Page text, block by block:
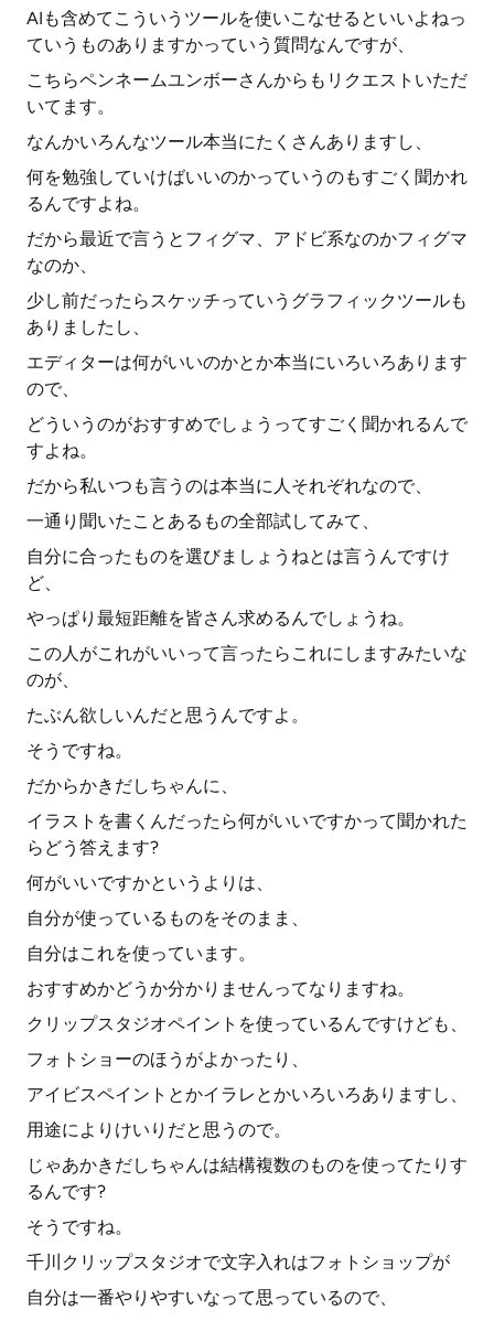
AIも含めてこういうツールを使いこなせるといいよねっ
ていうものありますかっていう質問なんですが、
こちらペンネームユンボーさんからもリクエストいただ
いてます。
なんかいろんなツール本当にたくさんありますし、
何を勉強していけばいいのかっていうのもすごく聞かれ
るんですよね。
だから最近で言うとフィグマ、アドビ系なのかフィグマ
なのか、
少し前だったらスケッチっていうグラフィックツールも
ありましたし、
エディターは何がいいのかとか本当にいろいろあります
ので、
どういうのがおすすめでしょうってすごく聞かれるんで
すよね。
だから私いつも言うのは本当に人それぞれなので、
一通り聞いたことあるもの全部試してみて、
自分に合ったものを選びましょうねとは言うんですけ
ど、
やっぱり最短距離を皆さん求めるんでしょうね。
この人がこれがいいって言ったらこれにしますみたいな
のが、
たぶん欲しいんだと思うんですよ。
そうですね。
だからかきだしちゃんに、
イラストを書くんだったら何がいいですかって聞かれた
らどう答えます?
何がいいですかというよりは、
自分が使っているものをそのまま、
自分はこれを使っています。
おすすめかどうか分かりませんってなりますね。
クリップスタジオペイントを使っているんですけども、
フォトショーのほうがよかったり、
アイビスペイントとかイラレとかいろいろありますし、
用途によりけいりだと思うので。
じゃあかきだしちゃんは結構複数のものを使ってたりす
るんです?
そうですね。
千川クリップスタジオで文字入れはフォトショップが
自分は一番やりやすいなって思っているので、